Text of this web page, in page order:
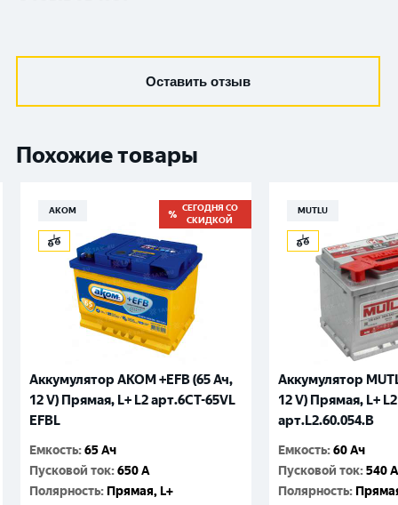
Оставить отзыв
Похожие товары
АКОМ
СЕГОДНЯ СО
СКИДКОЙ
Аккумулятор AKOM +EFB (65 Ач,
12 V) Прямая, L+ L2 арт.6СТ-65VL
EFBL
Емкость:65 Ач
Пусковой ток:650 A
Полярность: Прямая, L+
MUTLU
Аккумулятор
12 V) Прямая, L+ L2
арт.L2.60.054.B
Емкость:60 Ач
Пусковой ток:540 A
Полярность: